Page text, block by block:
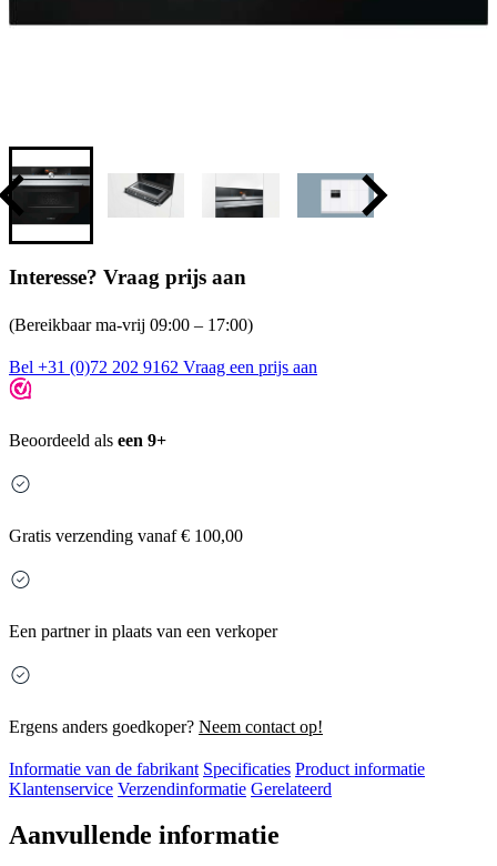
Interesse? Vraag prijs aan
(Bereikbaar ma-vrij 09:00 – 17:00)
Bel +31 (0)72 202 9162 Vraag een prijs aan
Beoordeeld als een 9+
Gratis verzending vanaf € 100,00
Een partner in plaats van een verkoper
Ergens anders goedkoper? Neem contact op!
Informatie van de fabrikant Specificaties Product informatie
Klantenservice Verzendinformatie Gerelateerd
Aanvullende informatie